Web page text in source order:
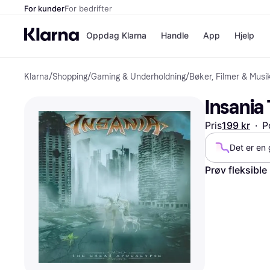
For kunderFor bedrifter
Oppdag Klarna
Betal nå
Betal i 3
Betal innen
Vipps
Handle
Butikker
App Hjelp
Klarna/Shopping/Gaming & Underholdning/Bøker, Filmer &
Insania
Pris199 kr ·
Det er en
Prøv